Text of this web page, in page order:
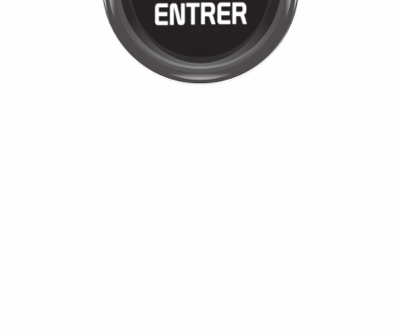
Cliquez pour entrer